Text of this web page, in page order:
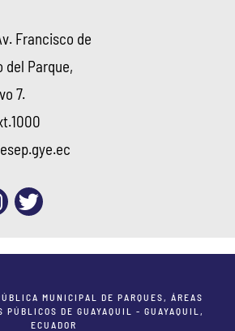
Francisco de
del Parque,
7.
MUNICIPAL DE PARQUES, ÁREAS
PÚBLICOS DE GUAYAQUIL - GUAYAQUIL,
ECUADOR